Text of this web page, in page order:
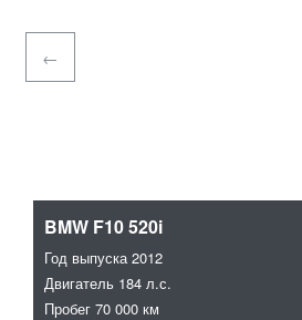
BMW F10 520i
Год выпуска2012
Двигатель 184 л.с.
Пробег 70 000 км